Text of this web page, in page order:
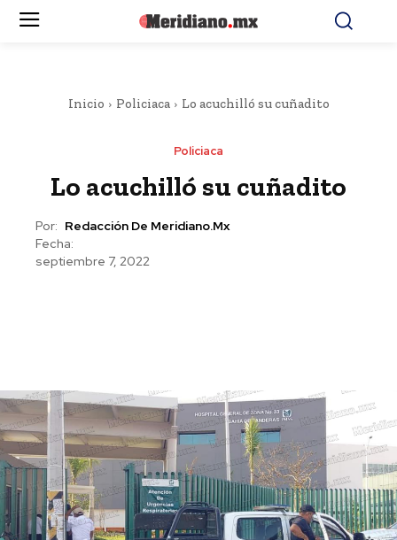
Inicio Policiaca Lo acuchilló su cuñadito
Policiaca
Lo acuchilló su cuñadito
Por: Redacción De Meridiano.mx
Fecha:
septiembre 7, 2022